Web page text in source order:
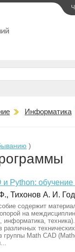
Информатика
)
и Python: обучение
Тихонов А. И.
содержит
опорой на
информатика,
различных
группы Math CAD